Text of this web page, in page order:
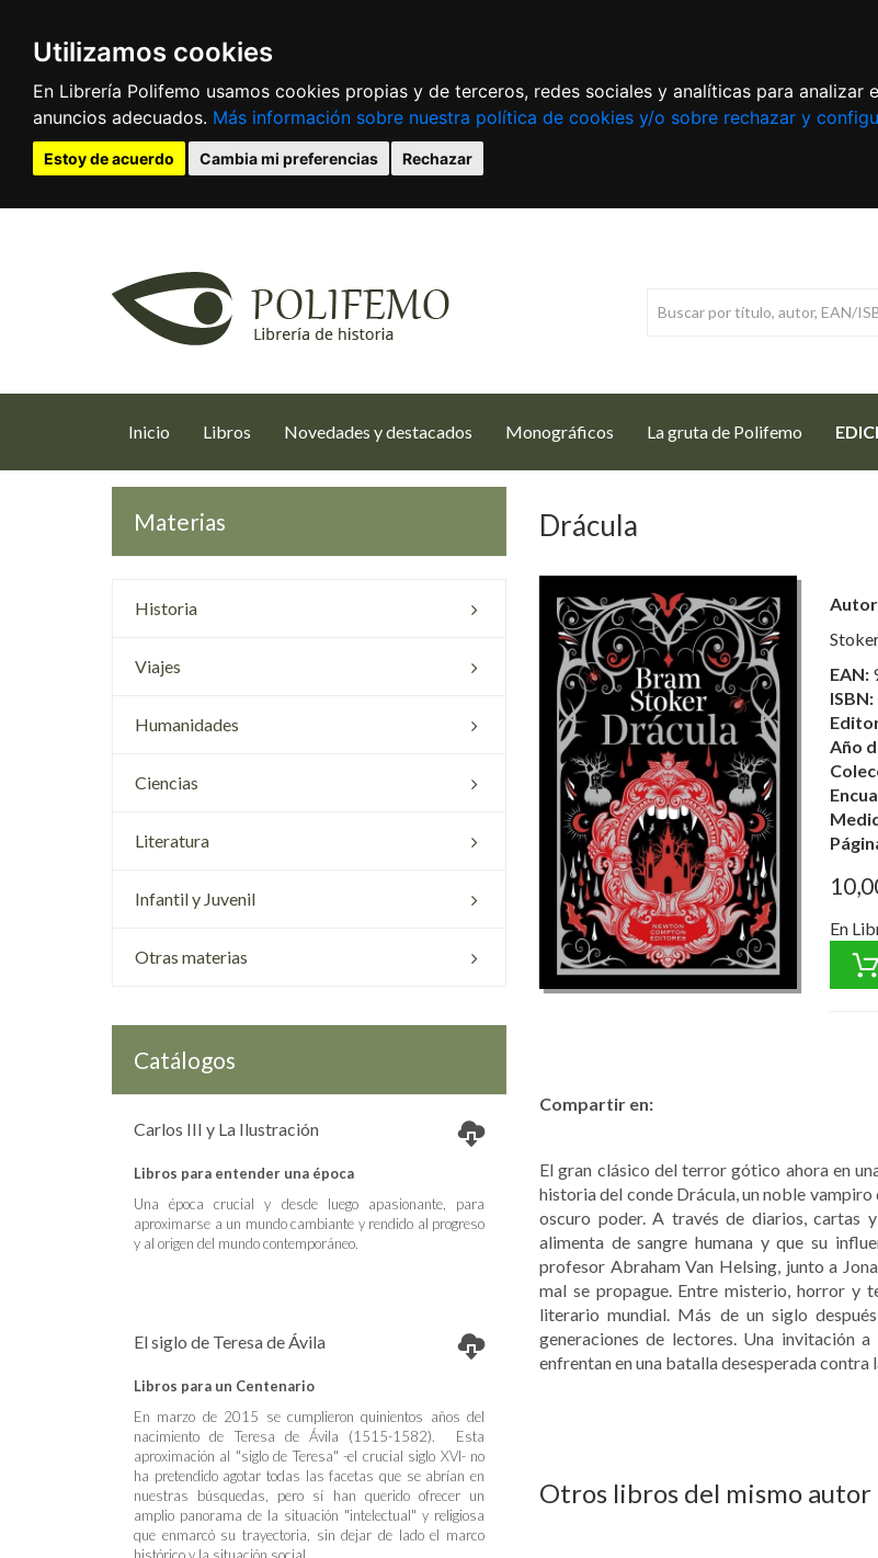
Utilizamos cookies
En Librería Polifemo usamos cookies propias y de terceros, redes sociales y analíticas para
anuncios adecuados. Más información sobre nuestra política de cookies y/o sobre rechazar y
Estoy de acuerdo Cambia mi preferencias Rechazar
Inicio (current)
Libros Novedades y destacados Monográficos La gruta de Polifemo
Materias
Historia
Viajes
Humanidades
Ciencias
Literatura
Infantil y Juvenil
Otras materias
Catálogos
Carlos III y La Ilustración
Libros para entender una época
Una época crucial y desde luego apasionante, para
aproximarse a un mundo cambiante y rendido al progreso
y al origen del mundo contemporáneo.
El siglo de Teresa de Ávila
Libros para un Centenario
En marzo de 2015 se cumplieron quinientos años del
nacimiento de Teresa de Ávila (1515-1582). Esta
aproximación al "siglo de Teresa" -el crucial siglo XVI- no
ha pretendido agotar todas las facetas que se abrían en
nuestras búsquedas, pero sí han querido ofrecer un
amplio panorama de la situación "intelectual" y religiosa
que enmarcó su trayectoria, sin dejar de lado el marco
Drácula
EAN:
ISBN:
Año
En
Compartir en:
El gran clásico del terror gótico ahora en
historia del conde Drácula, un noble
oscuro poder. A través de diarios, cartas
alimenta de sangre humana y que su
profesor Abraham Van Helsing, junto a
mal se propague. Entre misterio, horror y
literario mundial. Más de un siglo
generaciones de lectores. Una invitación
enfrentan en una batalla desesperada contra
Otros libros del mismo autor